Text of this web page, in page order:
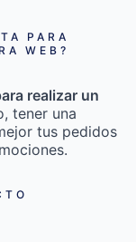
PARA
WEB?
realizar un
tener una
tus pedidos